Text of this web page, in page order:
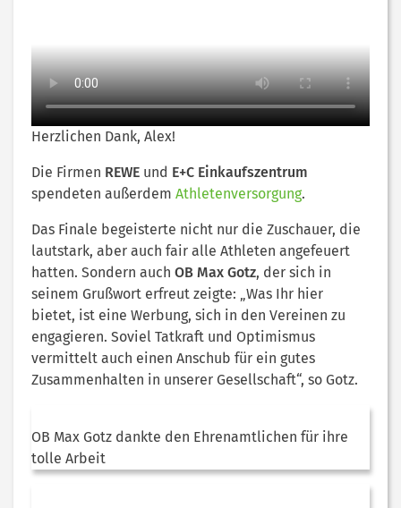
Herzlichen Dank, Alex!
Die Firmen REWE und E+C Einkaufszentrum
spendeten außerdem Athletenversorgung.
Das Finale begeisterte nicht nur die Zuschauer, die
lautstark, aber auch fair alle Athleten angefeuert
hatten. Sondern auch OB Max Gotz, der sich in
seinem Grußwort erfreut zeigte: „Was Ihr hier
bietet, ist eine Werbung, sich in den Vereinen zu
engagieren. Soviel Tatkraft und Optimismus
vermittelt auch einen Anschub für ein gutes
Zusammenhalten in unserer Gesellschaft“, so Gotz.
OB Max Gotz dankte den Ehrenamtlichen für ihre
tolle Arbeit